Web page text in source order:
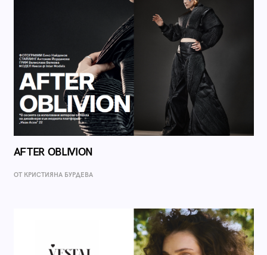
AFTER OBLIVION
ОТ КРИСТИЯНА БУРДЕВА